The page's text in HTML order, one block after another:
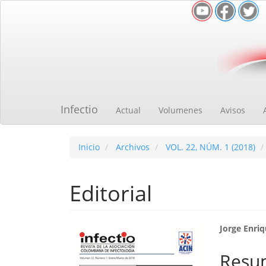
Infectio Actual Volumenes Avisos
Inicio Archivos VOL. 22, NÚM. 1 (2018)
Editorial
Barra
lateral
Jorge